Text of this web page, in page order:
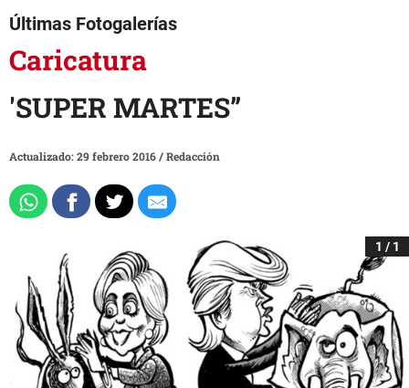
Últimas Fotogalerías
Caricatura
'SUPER MARTES”
Actualizado: 29 febrero 2016/Redacción
1 / 1